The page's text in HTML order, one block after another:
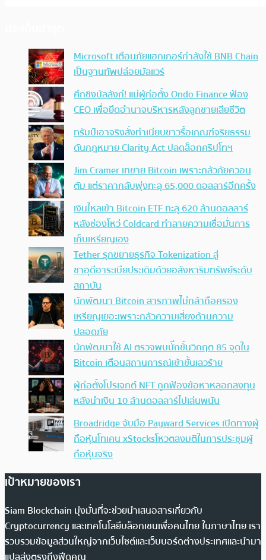
Microsoft เตือนภัยแฮกเกอร์กำลังใช้ BNB Chain
เป็นฐานทัพปล่อยมัลแวร์
ศึกชิงบัลลังก์! แม่ผู้ก่อตั้ง Ondo Finance ฟ้อง
CEO เพื่อยึดอำนาจบริหารหลังลูกชายเสียชีวิต
ทรัมป์เอาจริง สั่งทำเนียบขาวรื้อเกณฑ์จริยธรรม
ดันกฎหมาย Clarity Act ปลดล็อกคริปโทฯ
Jim Cramer เทขาย Bitcoin เพราะกลัวภัยควอน
ตัม แต่ราคากลับพุ่งทะลุ 65,000 ดอลลาร์อีกครั้ง
เงินไหลเข้า Bitcoin ETF ทะลุ 620 ล้านดอลลาร์
หลังช่องโหว่ Coldcard ทำลายความเชื่อมั่นการ
เก็บเหรียญเอง
Tether รุกขยายธุรกิจ Tokenization สู่
ซาอุดีอาระเบียประเดิมด้วยอสังหาริมทรัพย์ระดับ
สถาบัน
นักพัฒนา Bitcoin สารภาพไม่กล้าถือครอง
เหรียญเยอะเพราะกลัวความเสี่ยงด้านความ
ปลอดภัย
นักพัฒนาใช้ AI ตรวจพบบั๊กขั้นวิกฤต 85 จุดใน
Bitcoin เตือนสถานการณ์เข้าขั้นเลวร้าย
ผู้ก่อตั้งโปรเจกต์ NFT ถูกฟ้องข้อหาหลอกลงทุน
หลังนำเงิน 10 ล้านดอลลาร์ไปเล่นพนัน
Broadridge จับมือ Payward Services เปิดทางผู้
ถือหุ้นโทเคน xStocksโหวตลงมติในการประชุมผู้
ถือหุ้นจริง
เป้าหมายของเรา
Siam Blockchain มุ่งมั่นที่จะช่วยนำเสนอสารเกี่ยวกับ
Cryptocurrency และเทคโนโลยีบล็อกเชนเพื่อคนไทย ในภาษาไทย เรา
รวบรวมข้อมูลส่วนใหญ่จากเว็บไซต์และเว็บบอร์ดต่างประเทศและนำมา
แปลส่งตรงถึงฟีดคุณ